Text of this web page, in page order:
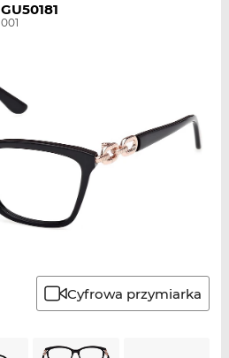
GU50181
001
Cyfrowa przymiarka